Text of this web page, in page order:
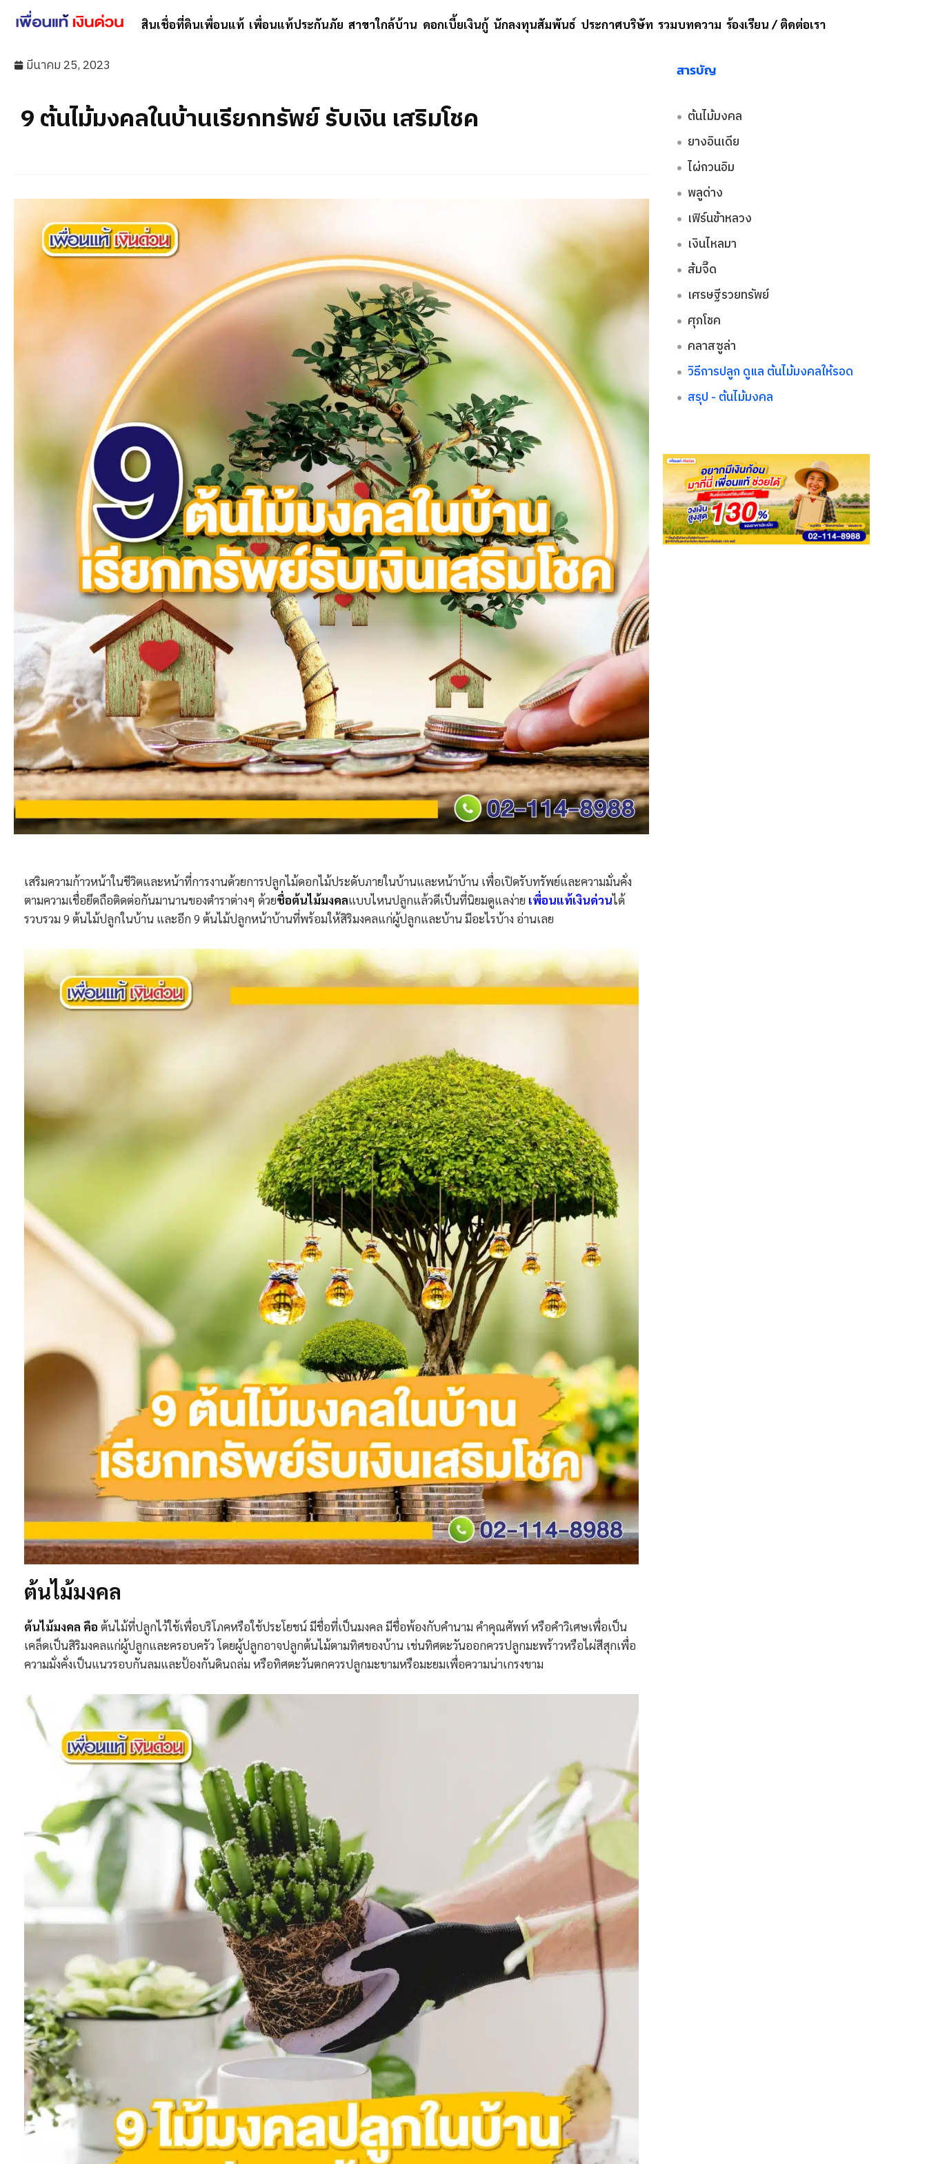
สินเชื่อที่ดินเพื่อนแท้ เพื่อนแท้ประกันภัย สาขาใกล้บ้าน ดอกเบี้ยเงินกู้ นักลงทุนสัมพันธ์ ประกาศบริษัท รวมบทความ ร้องเรียน / ติดต่อเรา
มีนาคม 25, 2023
9 ต้นไม้มงคลในบ้านเรียกทรัพย์ รับเงิน เสริมโชค
เสริมความก้าวหน้าในชีวิตและหน้าที่การงานด้วยการปลูกไม้ดอกไม้ประดับภายในบ้านและหน้าบ้าน เพื่อเปิดรับทรัพย์และความมั่นคั่ง
ตามความเชื่อยึดถือติดต่อกันมานานของตำราต่างๆ ด้วยชื่อต้นไม้มงคลแบบไหนปลูกแล้วดีเป็นที่นิยมดูแลง่าย เพื่อนแท้เงินด่วนได้
รวบรวม 9 ต้นไม้ปลูกในบ้าน และอีก 9 ต้นไม้ปลูกหน้าบ้านที่พร้อมให้สิริมงคลแก่ผู้ปลูกและบ้าน มีอะไรบ้าง อ่านเลย
ต้นไม้มงคล
ต้นไม้มงคล คือ ต้นไม้ที่ปลูกไว้ใช้เพื่อบริโภคหรือใช้ประโยชน์ มีชื่อที่เป็นมงคล มีชื่อพ้องกับคำนาม คำคุณศัพท์ หรือคำวิเศษเพื่อเป็น
เคล็ดเป็นสิริมงคลแก่ผู้ปลูกและครอบครัว โดยผู้ปลูกอาจปลูกต้นไม้ตามทิศของบ้าน เช่นทิศตะวันออกควรปลูกมะพร้าวหรือไผ่สีสุกเพื่อ
ความมั่งคั่งเป็นแนวรอบกันลมและป้องกันดินถล่ม หรือทิศตะวันตกควรปลูกมะขามหรือมะยมเพื่อความน่าเกรงขาม
สารบัญ
ต้นไม้มงคล
ยางอินเดีย​
ไผ่กวนอิม​
พลูด่าง​
เฟิร์นข้าหลวง​
เงินไหลมา​
ส้มจี๊ด​
เศรษฐีรวยทรัพย์​
ศุภโชค​
คลาสซูล่า​
วิธีการปลูก ดูแล ต้นไม้มงคลให้รอด
สรุป - ต้นไม้มงคล